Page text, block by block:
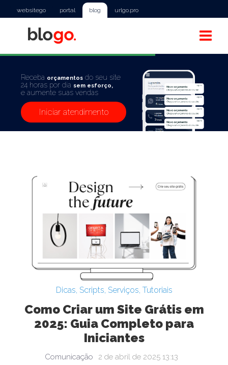
websitego portal blog urlgo.pro
Receba orçamentos do seu site
24 horas por dia sem esforço,
e aumente suas vendas
Iniciar atendimento
Dicas, Scripts, Serviços, Tutoriais
Como Criar um Site Grátis em
2025: Guia Completo para
Iniciantes
Comunicação 2 de abril de 2025 13:13